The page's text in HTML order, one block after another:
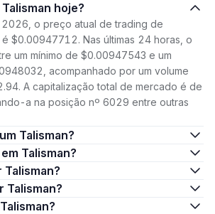
Talisman hoje?
o preço atual de trading de
é $0.00947712. Nas últimas 24 horas, o
um mínimo de $0.00947543 e um
acompanhado por um volume
A capitalização total de mercado é de
a na posição nº 6029 entre outras
Talisman?
em Talisman?
Talisman?
Talisman?
Talisman?